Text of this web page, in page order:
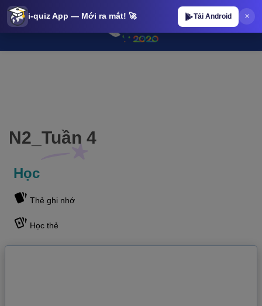
N2_Tuần 4 | iQuiz@stop N2_Tuần 4 | iQuiz@stop
N2_Tuần 4
Học
Thẻ ghi nhớ
Học thẻ
i-quiz App — Mới ra mắt! 🚀 Tải Android ×